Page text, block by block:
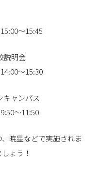
～15:45
説明会
～15:30
キャンパス
～11:50
暁星などで実施されま
ょう！